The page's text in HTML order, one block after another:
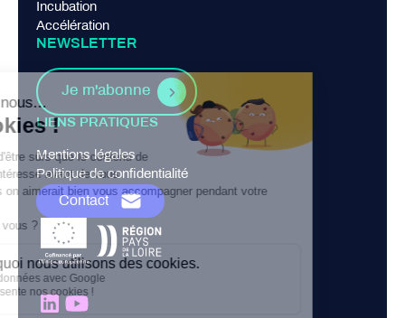
Incubation
Accélération
NEWSLETTER
Je m'abonne
LIENS PRATIQUES
Mentions légales
Politique de confidentialité
Contact